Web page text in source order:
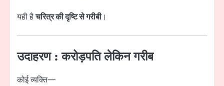
यही हैचरित्र की दृष्टि से गरीबी।
उदाहरण : करोड़पति लेकिन गरीब
कोई व्यक्ति—